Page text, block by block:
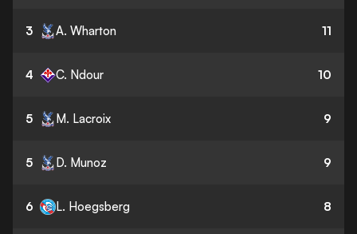
3 A. Wharton 11
4 C. Ndour 10
5 M. Lacroix 9
5 D. Munoz 9
6 L. Hoegsberg 8